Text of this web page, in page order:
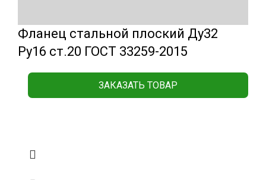
Фланец стальной плоский Ду32
Ру16 ст.20 ГОСТ 33259-2015
ЗАКАЗАТЬ ТОВАР